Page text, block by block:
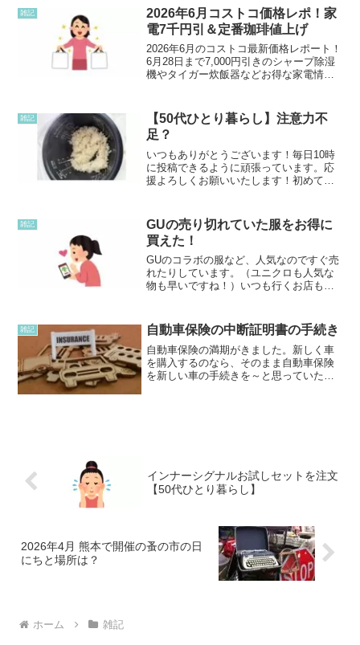
格が変更するようです）自転車に乗るの
も10年以上ぶり...
雑記
2026年6月コストコ価格レポ！家
電7千円引＆定番珈琲値上げ
2026年6月のコストコ最新価格レポート！
6月28日まで7,000円引きのシャープ除湿
機やタイガー炊飯器などお得な家電情報
ーミンやスヌーピーの新作食器、限定ベ
ーカリーまで一挙紹介します！
雑記
【50代ひとり暮らし】注意力不
足？
いつもありがとうございます！毎日10時
に投稿できるように頑張っています。応
援よろしくお願いいたします！初めてや
てしまいました。最初見た時炊飯器が壊
れて、炊けなかったのか...
雑記
GUの売り切れていた服をお得に
買えた！
GUのコラボの服など、人気なのですぐ売
れたりしています。（ユニクロも人気な
物も早いですね！）いつも行くお店も在
フオクでも元々の値段より高く設定され
ているため、なんか買う...
雑記 自動車保険の中断証明書の手続き
自動車保険の満期がきました。新しく車
を購入するのなら、そのまま自動車保険
を新しい車の手続きを～と思っていたの
インナーシグナルお試しセットを注文
【50代ひとり暮らし】
2026年4月 熊本で開催の蚤の市の日
にちと場所は？
ホーム 雑記